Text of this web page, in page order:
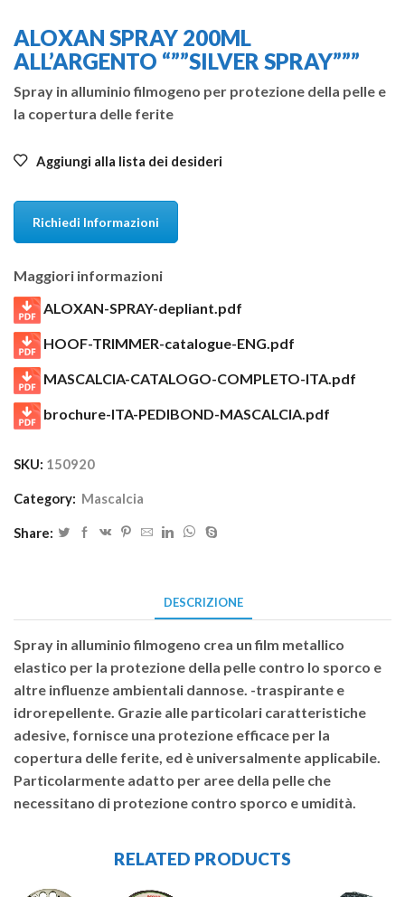
ALOXAN SPRAY 200ML
ALL’ARGENTO “””SILVER SPRAY”””
Spray in alluminio filmogeno per protezione della pelle e
la copertura delle ferite
Aggiungi alla lista dei desideri
Richiedi Informazioni
Maggiori informazioni
ALOXAN-SPRAY-depliant.pdf
HOOF-TRIMMER-catalogue-ENG.pdf
MASCALCIA-CATALOGO-COMPLETO-ITA.pdf
brochure-ITA-PEDIBOND-MASCALCIA.pdf
SKU: 150920
Category: Mascalcia
Share:
DESCRIZIONE
Spray in alluminio filmogeno crea un film metallico
elastico per la protezione della pelle contro lo sporco e
altre influenze ambientali dannose. -traspirante e
idrorepellente. Grazie alle particolari caratteristiche
adesive, fornisce una protezione efficace per la
copertura delle ferite, ed è universalmente applicabile.
Particolarmente adatto per aree della pelle che
necessitano di protezione contro sporco e umidità.
RELATED PRODUCTS